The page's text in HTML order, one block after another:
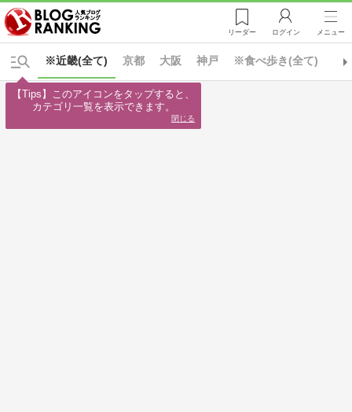
リーダー ログイン メニュー
※近畿(全て) ※食べ歩き(全て)
京都 大阪 神戸
【Tips】このアイコンをタップすると、
カテゴリ一覧を表示できます。
閉じる